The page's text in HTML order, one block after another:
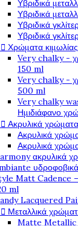
Υβριδικά
Υβριδικά
Υβριδικά
Υβριδικά
 Χρώματα
Very chalky -
150 ml
Very chalky -
500 ml
Very chalky
Ημιδιάφανο
 Ακρυλικά
Ακρυλικά
Ακρυλικά
ακρυλικά
Matt Cadence
ml
Lacquered
 Μεταλλικά
Matte Metallic